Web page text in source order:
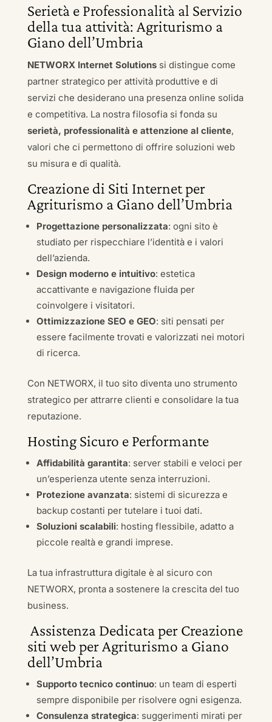
Serietà e Professionalità al Servizio
della tua attività: Agriturismo a
Giano dell’Umbria
NETWORX Internet Solutionssi distingue come
partner strategico per attività produttive e di
servizi che desiderano una presenza online solida
e competitiva. La nostra filosofia si fonda su
serietà, professionalità e attenzione al cliente,
valori che ci permettono di offrire soluzioni web
su misura e di qualità.
Creazione di Siti Internet per
Agriturismo a Giano dell’Umbria
Progettazione personalizzata: ogni sito è
studiato per rispecchiare l’identità e i valori
dell’azienda.
Design moderno e intuitivo: estetica
accattivante e navigazione fluida per
coinvolgere i visitatori.
Ottimizzazione SEO e GEO: siti pensati per
essere facilmente trovati e valorizzati nei motori
di ricerca.
Con NETWORX, il tuo sito diventa uno strumento
strategico per attrarre clienti e consolidare la tua
reputazione.
Hosting Sicuro e Performante
Affidabilità garantita: server stabili e veloci per
un’esperienza utente senza interruzioni.
Protezione avanzata: sistemi di sicurezza e
backup costanti per tutelare i tuoi dati.
Soluzioni scalabili: hosting flessibile, adatto a
piccole realtà e grandi imprese.
La tua infrastruttura digitale è al sicuro con
NETWORX, pronta a sostenere la crescita del tuo
business.
Assistenza Dedicata per Creazione
siti web per Agriturismo a Giano
dell’Umbria
Supporto tecnico continuo: un team di esperti
sempre disponibile per risolvere ogni esigenza.
Consulenza strategica: suggerimenti mirati per